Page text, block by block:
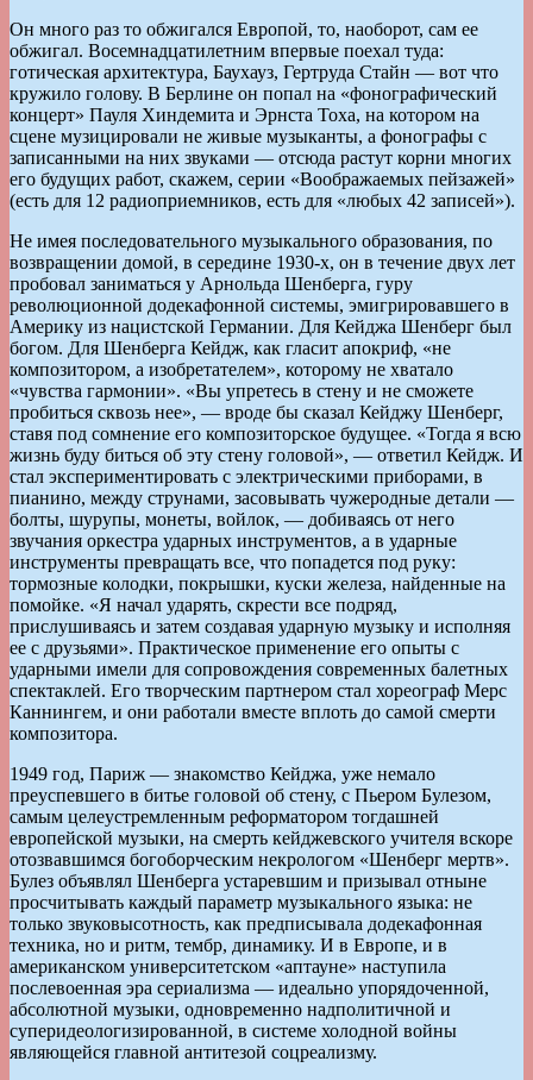
Он много раз то обжигался Европой, то, наоборот, сам ее
обжигал. Восемнадцатилетним впервые поехал туда:
готическая архитектура, Баухауз, Гертруда Стайн — вот что
кружило голову. В Берлине он попал на «фонографический
концерт» Пауля Хиндемита и Эрнста Тоха, на котором на
сцене музицировали не живые музыканты, а фонографы с
записанными на них звуками — отсюда растут корни многих
его будущих работ, скажем, серии «Воображаемых пейзажей»
(есть для 12 радиоприемников, есть для «любых 42 записей»).
Не имея последовательного музыкального образования, по
возвращении домой, в середине 1930-х, он в течение двух лет
пробовал заниматься у Арнольда Шенберга, гуру
революционной додекафонной системы, эмигрировавшего в
Америку из нацистской Германии. Для Кейджа Шенберг был
богом. Для Шенберга Кейдж, как гласит апокриф, «не
композитором, а изобретателем», которому не хватало
«чувства гармонии». «Вы упретесь в стену и не сможете
пробиться сквозь нее», — вроде бы сказал Кейджу Шенберг,
ставя под сомнение его композиторское будущее. «Тогда я всю
жизнь буду биться об эту стену головой», — ответил Кейдж. И
стал экспериментировать с электрическими приборами, в
пианино, между струнами, засовывать чужеродные детали —
болты, шурупы, монеты, войлок, — добиваясь от него
звучания оркестра ударных инструментов, а в ударные
инструменты превращать все, что попадется под руку:
тормозные колодки, покрышки, куски железа, найденные на
помойке. «Я начал ударять, скрести все подряд,
прислушиваясь и затем создавая ударную музыку и исполняя
ее с друзьями». Практическое применение его опыты с
ударными имели для сопровождения современных балетных
спектаклей. Его творческим партнером стал хореограф Мерс
Каннингем, и они работали вместе вплоть до самой смерти
композитора.
1949 год, Париж — знакомство Кейджа, уже немало
преуспевшего в битье головой об стену, с Пьером Булезом,
самым целеустремленным реформатором тогдашней
европейской музыки, на смерть кейджевского учителя вскоре
отозвавшимся богоборческим некрологом «Шенберг мертв».
Булез объявлял Шенберга устаревшим и призывал отныне
просчитывать каждый параметр музыкального языка: не
только звуковысотность, как предписывала додекафонная
техника, но и ритм, тембр, динамику. И в Европе, и в
американском университетском «аптауне» наступила
послевоенная эра сериализма — идеально упорядоченной,
абсолютной музыки, одновременно надполитичной и
суперидеологизированной, в системе холодной войны
являющейся главной антитезой соцреализму.